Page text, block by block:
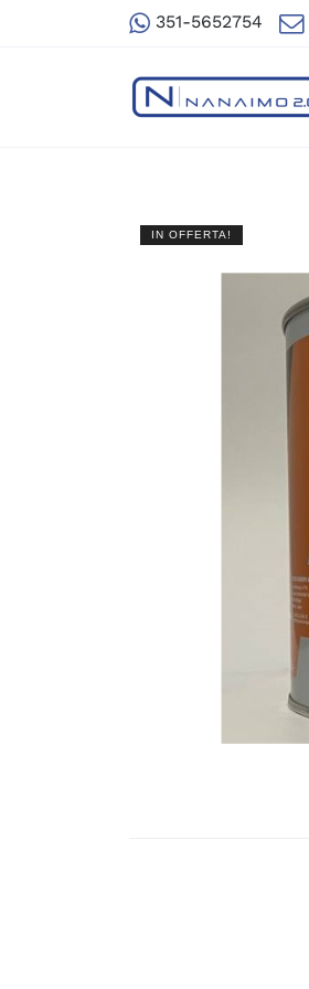
351-5652754
IN OFFERTA!